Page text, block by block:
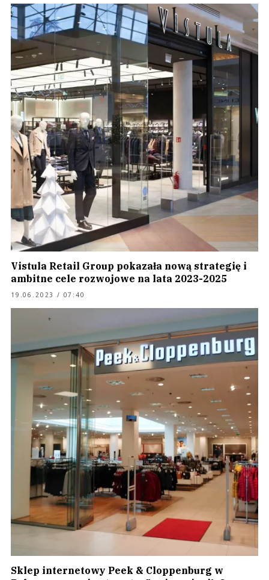
Vistula Retail Group pokazała nową strategię i
ambitne cele rozwojowe na lata 2023-2025
19.06.2023 / 07:40
Sklep internetowy Peek & Cloppenburg w